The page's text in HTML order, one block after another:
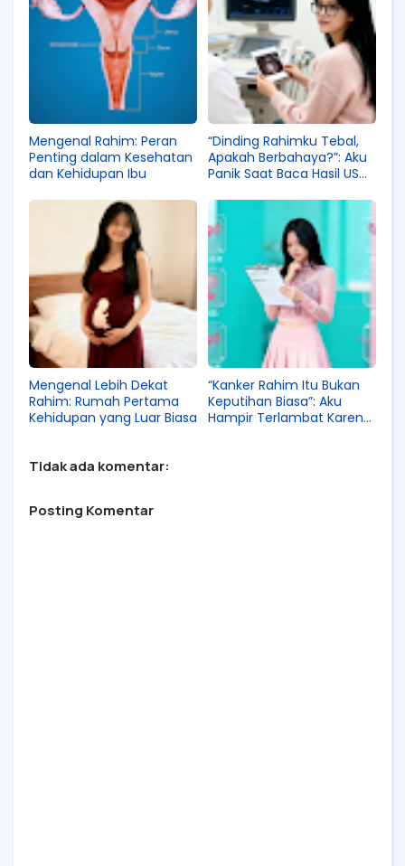
Mengenal Rahim: Peran
Penting dalam Kesehatan
dan Kehidupan Ibu
“Dinding Rahimku Tebal,
Apakah Berbahaya?”: Aku
Panik Saat Baca Hasil USG,
Dokter
Mengenal Lebih Dekat
Rahim: Rumah Pertama
Kehidupan yang Luar Biasa
“Kanker Rahim Itu Bukan
Keputihan Biasa”: Aku
Hampir Terlambat Karena
Tidak ada komentar:
Posting Komentar